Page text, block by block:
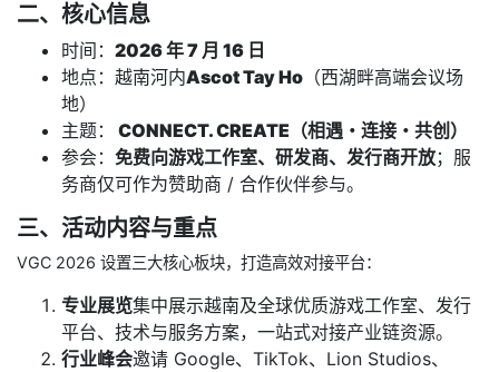
二、核心信息
时间： 2026 年 7 月 16 日
地点：越南河内Ascot Tay Ho （西湖畔高端会议场
地）
主题：
CONNECT. CREATE（相遇・连接・共创）
参会： 免费向游戏工作室、研发商、发行商开放；服
务商仅可作为赞助商 / 合作伙伴参与。
三、活动内容与重点
VGC 2026 设置三大核心板块，打造高效对接平台：
专业展览集中展示越南及全球优质游戏工作室、发行
平台、技术与服务方案，一站式对接产业链资源。
行业峰会邀请 Google、TikTok、Lion Studios、